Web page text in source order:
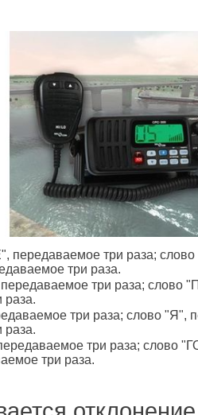
три раза;
три раза.
три раза; слово
раза.
три раза; слово "Я",
раза.
три раза; слово
три раза.